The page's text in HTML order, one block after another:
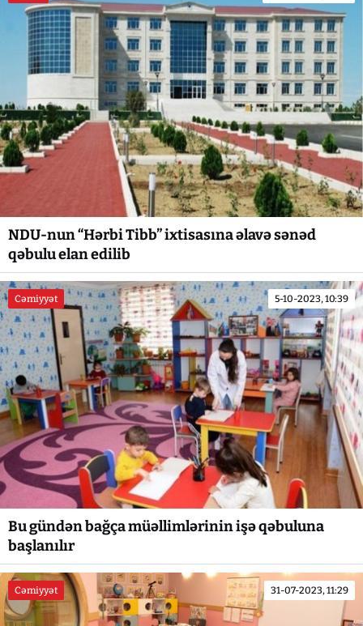
NDU-nun “Hərbi Tibb” ixtisasına əlavə sənəd
qəbulu elan edilib
Cəmiyyət 5-10-2023, 10:39
Bu gündən bağça müəllimlərinin işə qəbuluna
başlanılır
Cəmiyyət 31-07-2023, 11:29